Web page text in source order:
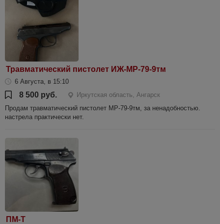
Травматический пистолет ИЖ-МР-79-9тм
6 Августа, в 15:10
8 500 руб.
Иркутская область, Ангарск
Продам травматический пистолет МР-79-9тм, за ненадобностью.
настрела практически нет.
ПМ-Т